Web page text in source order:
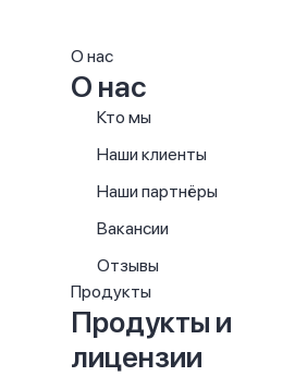
О нас
О нас
Кто мы
Наши клиенты
Наши партнёры
Вакансии
Отзывы
Продукты
Продукты и
лицензии